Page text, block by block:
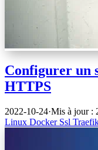
Configurer un
HTTPS
2022-10-24·Mis à jour :
Linux Docker Ssl